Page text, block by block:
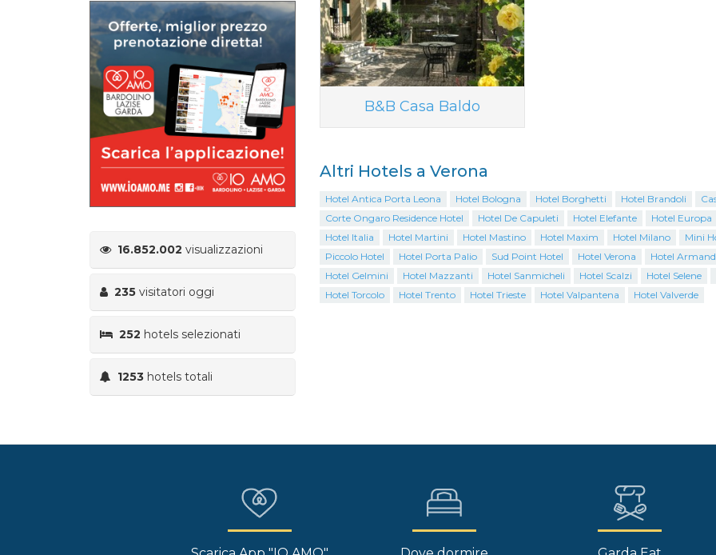
16.852.002 visualizzazioni
235 visitatori oggi
252 hotels selezionati
1253 hotels totali
B&B Casa Baldo
Altri Hotels a Verona
Hotel Antica Porta Leona Hotel Bologna Hotel Borghetti Hotel Brandoli
Corte Ongaro Residence Hotel
Hotel De Capuleti Hotel Elefante
Hotel Europa
Hotel Italia
Hotel Martini Hotel Mastino Hotel Maxim Hotel Milano
Mini
Piccolo Hotel
Hotel Porta Palio Sud Point Hotel Hotel Verona
Hotel
Hotel Gelmini
Hotel Mazzanti Hotel Sanmicheli Hotel Scalzi Hotel Selene
Hotel Torcolo
Hotel Trento Hotel Trieste Hotel Valpantena Hotel Valverde